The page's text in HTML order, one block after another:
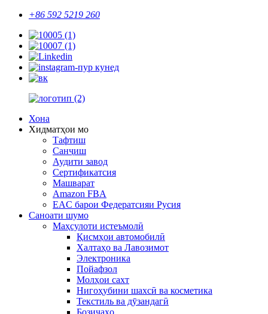
+86 592 5219 260
Хона
Хидматҳои мо
Тафтиш
Санҷиш
Аудити завод
Сертификатсия
Машварат
Amazon FBA
EAC барои Федератсияи Русия
Саноати шумо
Маҳсулоти истеъмолӣ
Қисмҳои автомобилӣ
Халтаҳо ва Лавозимот
Электроника
Пойафзол
Молҳои сахт
Нигоҳубини шахсӣ ва косметика
Текстиль ва дӯзандагӣ
Бозичаҳо